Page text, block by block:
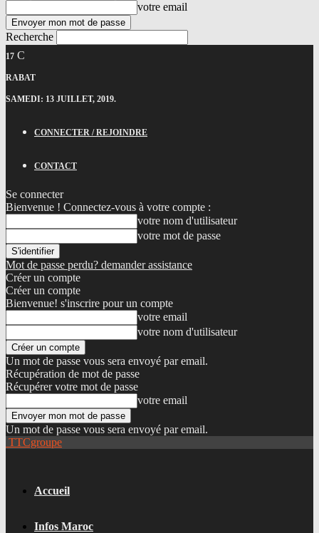
votre email
Recherche
17 C
RABAT
SAMEDI: 13 JUILLET, 2019.
CONNECTER / REJOINDRE
CONTACT
Se connecter
Bienvenue ! Connectez-vous à votre compte :
votre nom d'utilisateur
votre mot de passe
Mot de passe perdu? demander assistance
Créer un compte
Créer un compte
Bienvenue! s'inscrire pour un compte
votre email
votre nom d'utilisateur
Un mot de passe vous sera envoyé par email.
Récupération de mot de passe
Récupérer votre mot de passe
votre email
Un mot de passe vous sera envoyé par email.
TTCgroupe
Accueil
Infos Maroc